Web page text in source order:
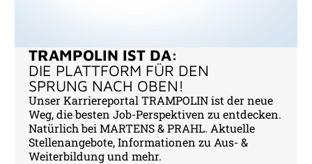
TRAMPOLIN IST DA:
DIE PLATTFORM FÜR DEN
SPRUNG NACH OBEN!
Unser Karriereportal TRAMPOLIN ist der neue
Weg, die besten Job-Perspektiven zu entdecken.
Natürlich bei MARTENS & PRAHL. Aktuelle
Stellenangebote, Informationen zu Aus- &
Weiterbildung und mehr.